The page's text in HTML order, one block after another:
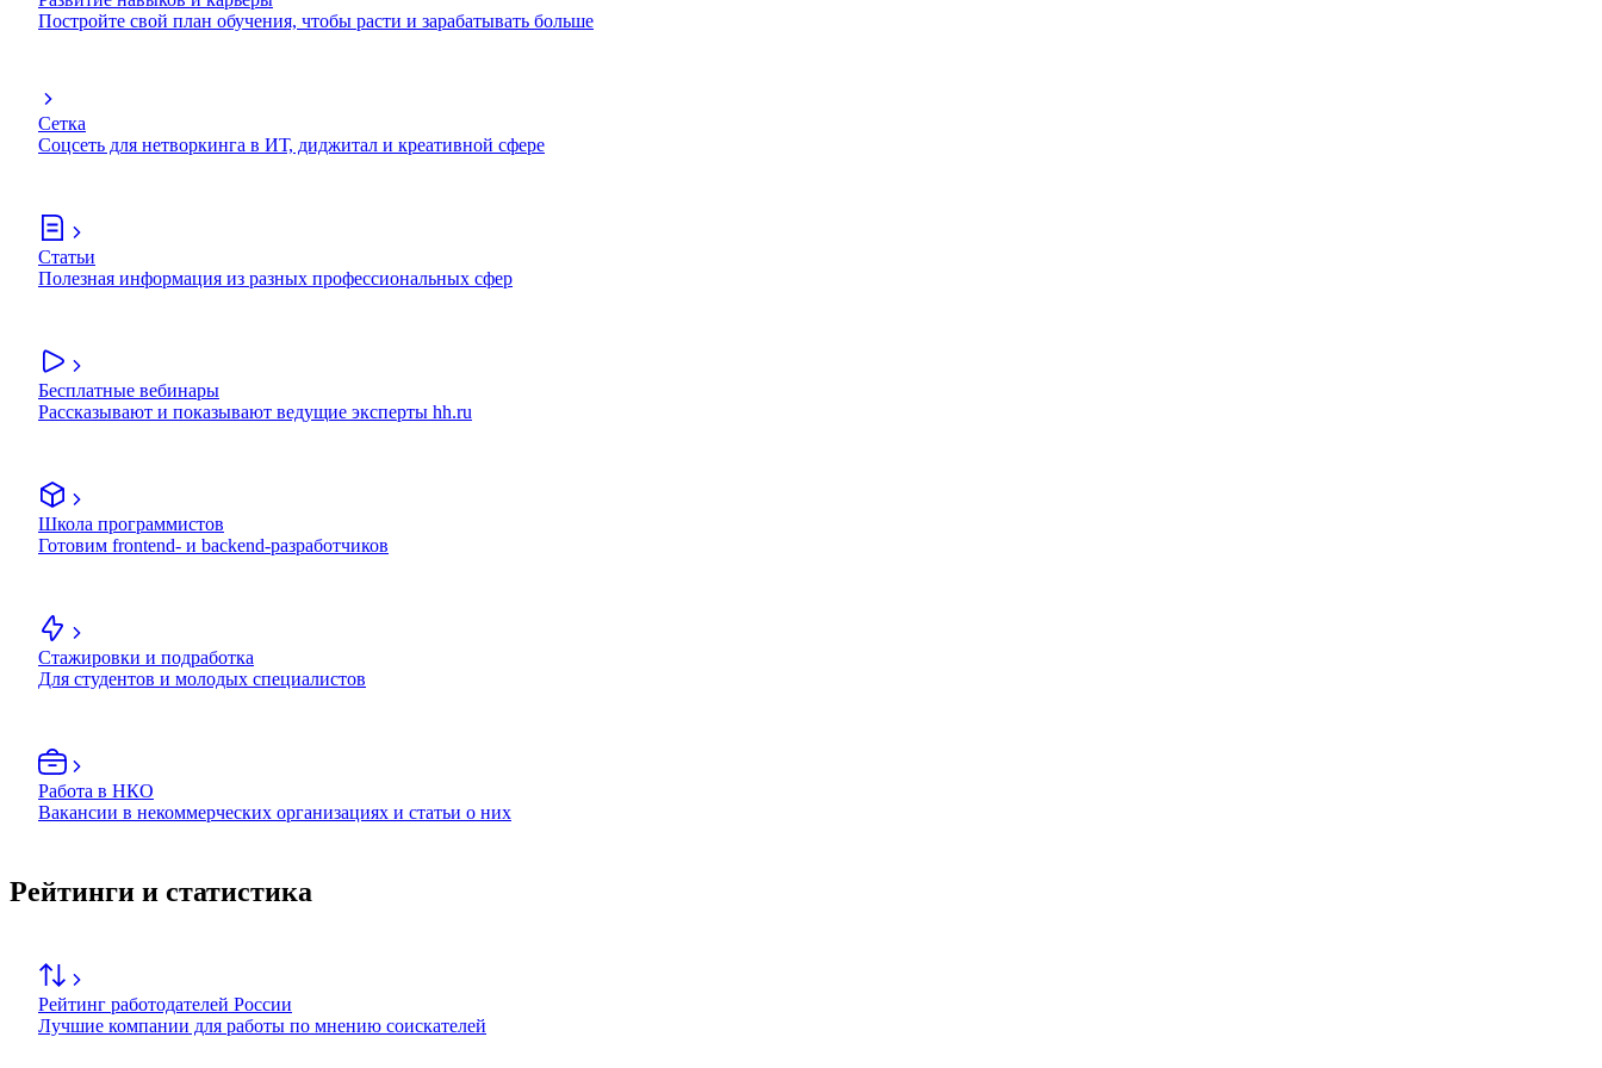
Постройте свой план обучения, чтобы расти и зарабатывать больше
Сетка
Соцсеть для нетворкинга в ИТ, диджитал и креативной сфере
Статьи
Полезная информация из разных профессиональных сфер
Бесплатные вебинары
Рассказывают и показывают ведущие эксперты hh.ru
Школа программистов
Готовим frontend- и backend-разработчиков
Стажировки и подработка
Для студентов и молодых специалистов
Работа в НКО
Вакансии в некоммерческих организациях и статьи о них
Рейтинги и статистика
Рейтинг работодателей России
Лучшие компании для работы по мнению соискателей